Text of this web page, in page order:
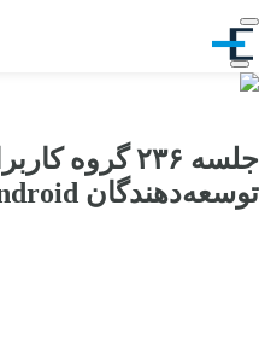
توسعه‌دهندگان Android تهران